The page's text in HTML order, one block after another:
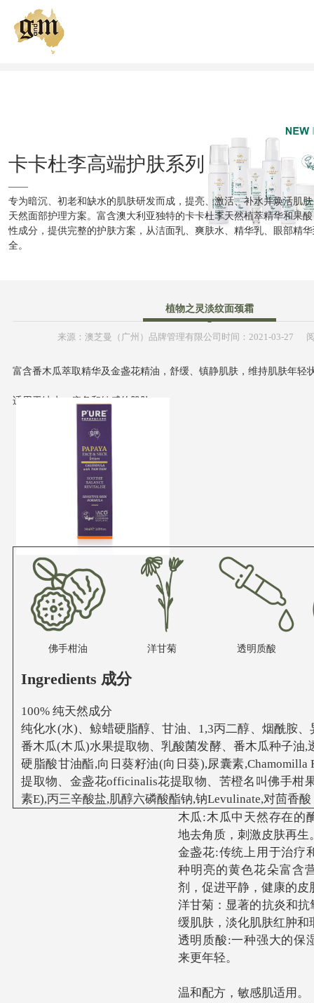
我们的肌肤策略
健康肌肤俱乐部
全球购买
卡卡杜李高端护肤系列
——
专为暗沉、初老和缺水的肌肤研发而成，提亮、激活、补水并焕活肌
天然面部护理方案。富含澳大利亚独特的卡卡杜李天然植萃精华和果
性成分，提供完整的护肤方案，从洁面乳、爽肤水、精华乳、眼部精
全。
植物之灵淡纹面颈霜
来源： 澳芝曼（广州）品牌管理有限公司 时间： 2021-03-27
富含番木瓜萃取精华及金盏花精油，舒缓、镇静肌肤，维持肌肤年轻
适用于缺水、疲惫和敏感的肌肤。
植物之灵淡纹面颈霜 植物之灵淡纹面颈霜
佛手柑油 洋甘菊 透明质酸
Ingredients 成分
100% 纯天然成分
纯化水(水)、鲸蜡硬脂醇、甘油、1,3丙二醇、烟酰胺、
番木瓜(木瓜)水果提取物、乳酸菌发酵、番木瓜种子油,
硬脂酸甘油酯,向日葵籽油(向日葵),尿囊素,Chamomilla
提取物、金盏花officinalis花提取物、苦橙名叫佛手柑
素E),丙三辛酸盐,肌醇六磷酸酯钠,钠Levulinate,对茴香
木瓜:木瓜中天然存在的
地去角质，刺激皮肤再生
金盏花:传统上用于治疗
种明亮的黄色花朵富含
剂，促进平静，健康的皮
洋甘菊：显著的抗炎和
缓肌肤，淡化肌肤红肿和
透明质酸:一种强大的保
来更年轻。
温和配方，敏感肌适用。